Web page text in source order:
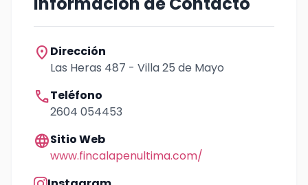
location_on Dirección
Las Heras 487 - Villa 25 de Mayo
callTeléfono
2604 054453
languageSitio Web
www.fincalapenultima.com/